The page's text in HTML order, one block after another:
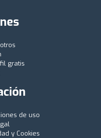
gratis
de uso
y Cookies